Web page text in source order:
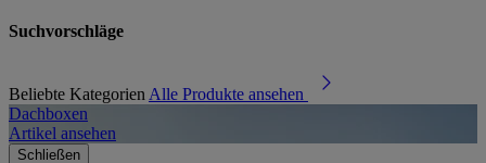
Suchvorschläge
Beliebte Kategorien Alle Produkte ansehen
Dachboxen
Artikel ansehen
Schließen